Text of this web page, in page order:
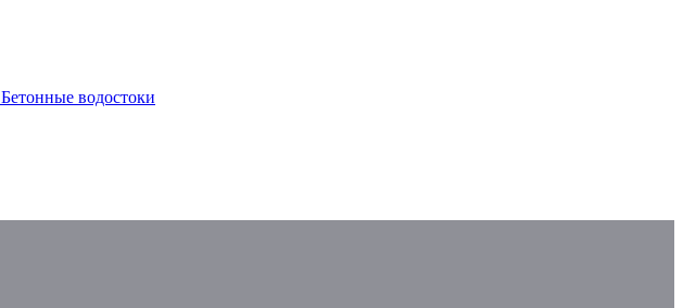
Бетонные водостоки